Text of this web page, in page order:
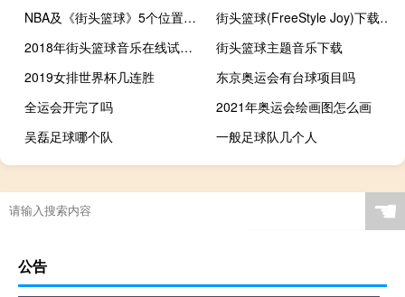
NBA及《街头篮球》5个位置的详细介绍
街头篮球(FreeStyle Joy)下载(电脑、安卓和IOS所有版本)
2018年街头篮球音乐在线试听及下载
街头篮球主题音乐下载
2019女排世界杯几连胜
东京奥运会有台球项目吗
全运会开完了吗
2021年奥运会绘画图怎么画
吴磊足球哪个队
一般足球队几个人
为什么本届奥运会是俄罗斯奥委会
nba篮球队靠什么赚钱
为啥东京奥运五环是白色
☚
公告